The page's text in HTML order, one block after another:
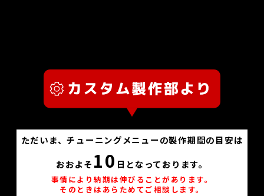
ただいま、チューニングメニューの製作期間の目安は
おおよそ 10 日となっております。
事情により納期は伸びることがあります。
そのときはあらためてご相談します。